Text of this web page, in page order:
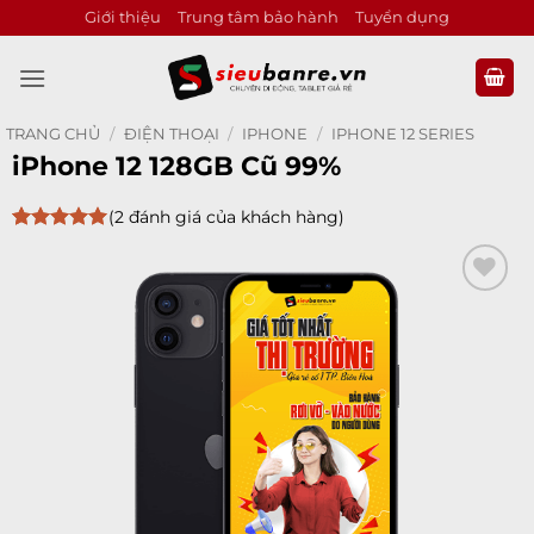
qua
nội
Giới thiệu Trung tâm bảo hành Tuyển dụng
TRANG CHỦ / ĐIỆN THOẠI / IPHONE / IPHONE 12 SERIES
iPhone 12 128GB Cũ 99%
(2đánh giá của khách hàng)